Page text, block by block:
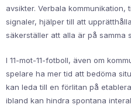
avsikter. Verbala kommunikation,
signaler, hjälper till att
säkerställer att alla är på samma
I 11-mot-11-fotboll, även om
spelare ha mer tid att bedöma
kan leda till en förlitan på
ibland kan hindra spontana